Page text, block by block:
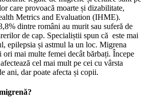
care provoacă moarte și dizabilitate,
Metrics and Evaluation (IHME).
dintre români au murit sau suferă de
de cap. Specialiștii spun că este mai
epilepsia și astmul la un loc. Migrena
ori mai multe femei decât bărbați. Începe
cel mai mult pe cei cu vârsta
ani, dar poate afecta și copii.